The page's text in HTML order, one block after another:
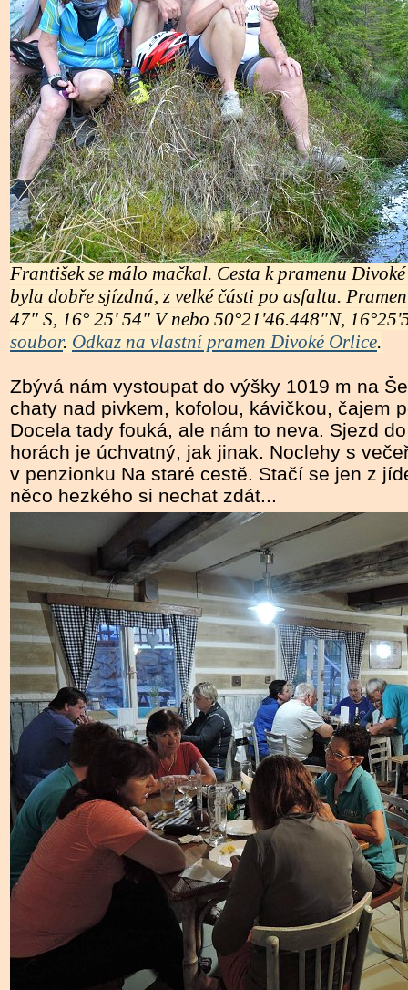
František se málo mačkal. Cesta k pramenu
byla dobře sjízdná, z velké části po asfaltu.
47" S, 16° 25' 54" V nebo 50°21'46.448"N,
soubor. Odkaz na vlastní pramen Divoké Orlice.
Zbývá nám vystoupat do výšky 1019 m na
chaty nad pivkem, kofolou, kávičkou, čajem
Docela tady fouká, ale nám to neva. Sjezd
horách je úchvatný, jak jinak. Noclehy s
v penzionku Na staré cestě. Stačí se jen z
něco hezkého si nechat zdát...